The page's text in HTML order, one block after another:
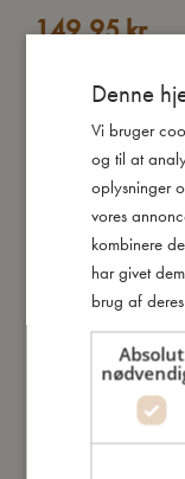
149,95kr.
TILFØJ
Omfavn din lille
Lavet af
120 cm store svøb
Svøbets løst
åndbar følelse for
Perfekt til at svøbe
ideelt ekstra lag til
nemt vaskes ved
Denne
Vi bruger
og til at
oplysninger
vores
kombinere
har givet
brug af
Absolut